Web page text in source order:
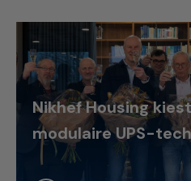
Nikhef Housing
modulaire UPS-